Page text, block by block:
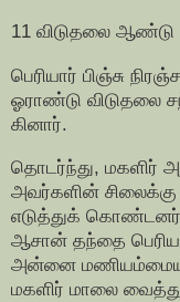
11 விடுதலை
பெரியார் பிஞ்சு
ஓராண்டு விடுதலை
கினார்.
தொடர்ந்து, மகளிர்
அவர்களின் சிலைக்கு
எடுத்துக்
ஆசான் தந்தை
அன்னை
மகளிர் மாலை